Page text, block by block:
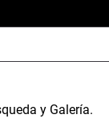
y Galería.